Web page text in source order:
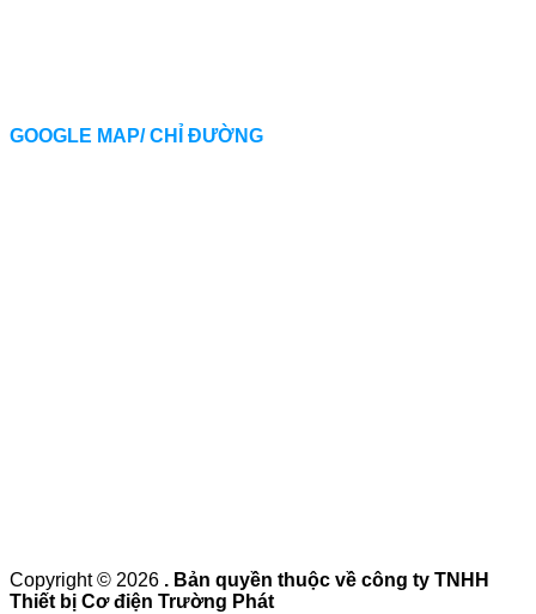
GOOGLE MAP/ CHỈ ĐƯỜNG
Copyright © 2026 . Bản quyền thuộc về công ty TNHH
Thiết bị Cơ điện Trường Phát